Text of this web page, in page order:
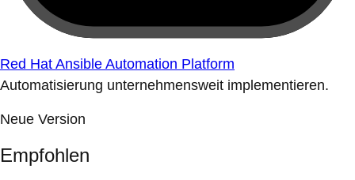
Red Hat Ansible Automation Platform
Automatisierung unternehmensweit implementieren.
Neue Version
Empfohlen